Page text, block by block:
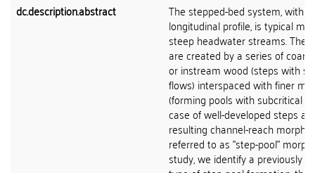
dc.description.abstract
The stepped-bed system, with
longitudinal profile, is typical
steep headwater streams.
are created by a series of
or instream wood (steps with
flows) interspaced with finer
(forming pools with subcritical
case of well-developed steps
resulting channel-reach
referred to as "step-pool"
study, we identify a previously